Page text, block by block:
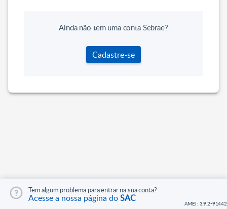
Tem algum problema para entrar na sua conta?
Acesse a nossa página doSAC
Ainda não tem uma conta Sebrae?
Cadastre-se
AMEI: 3.9.2-91442